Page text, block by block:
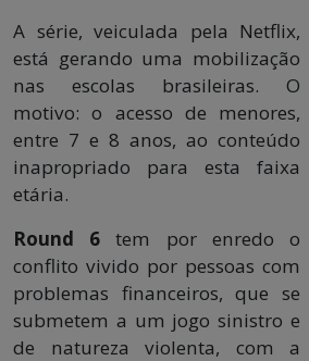
A série, veiculada pela Netflix,
está gerando uma mobilização
nas escolas brasileiras. O
motivo: o acesso de menores,
entre 7 e 8 anos, ao conteúdo
inapropriado para esta faixa
etária.
Round 6 tem por enredo o
conflito vivido por pessoas com
problemas financeiros, que se
submetem a um jogo sinistro e
de natureza violenta, com a